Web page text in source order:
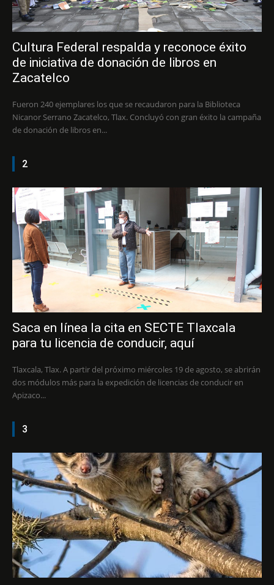
Cultura Federal respalda y reconoce éxito
de iniciativa de donación de libros en
Zacatelco
Fueron 240 ejemplares los que se recaudaron para la Biblioteca
Nicanor Serrano Zacatelco, Tlax. Concluyó con gran éxito la campaña
de donación de libros en...
2
Saca en línea la cita en SECTE Tlaxcala
para tu licencia de conducir, aquí
Tlaxcala, Tlax. A partir del próximo miércoles 19 de agosto, se abrirán
dos módulos más para la expedición de licencias de conducir en
Apizaco...
3